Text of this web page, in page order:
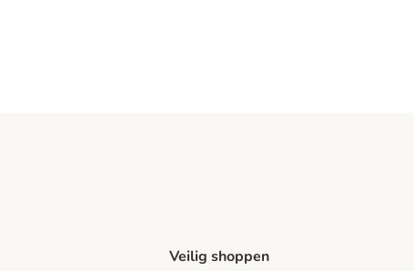
Veilig shoppen